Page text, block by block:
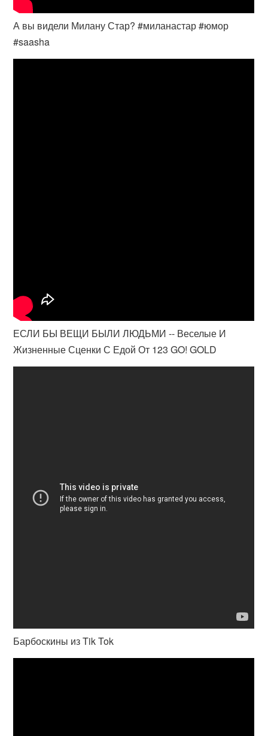
А вы видели Милану Стар? #миланастар #юмор
#saasha
ЕСЛИ БЫ ВЕЩИ БЫЛИ ЛЮДЬМИ -- Веселые И
Жизненные Сценки С Едой От 123 GO! GOLD
Барбоскины из Tik Tok